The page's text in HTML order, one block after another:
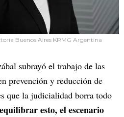
Buenos Aires KPMG Argentina
subrayó el trabajo de las
prevención y reducción de
que la judicialidad borra todo
esto, el escenario